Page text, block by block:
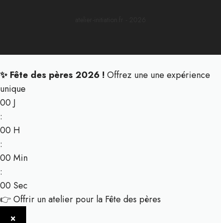
✨ Fête des pères 2026 ! Offrez une une expérience
unique
00 J
:
00 H
:
00 Min
:
00 Sec
👉 Offrir un atelier pour la Fête des pères
×